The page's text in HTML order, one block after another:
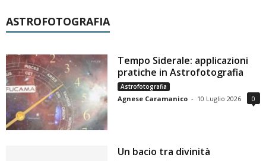
ASTROFOTOGRAFIA
Tempo Siderale: applicazioni
pratiche in Astrofotografia
Astrofotografia
Agnese Caramanico - 10 Luglio 2026 0
Un bacio tra divinità